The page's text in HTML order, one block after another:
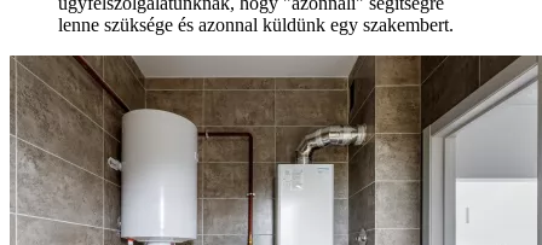
lenne szüksége és azonnal küldünk egy szakembert.